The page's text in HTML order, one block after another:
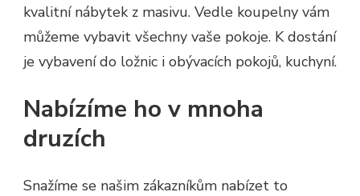
kvalitní nábytek z masivu. Vedle koupelny vám
můžeme vybavit všechny vaše pokoje. K dostání
je vybavení do ložnic i obývacích pokojů, kuchyní.
Nabízíme ho v mnoha
druzích
Snažíme se našim zákazníkům nabízet to